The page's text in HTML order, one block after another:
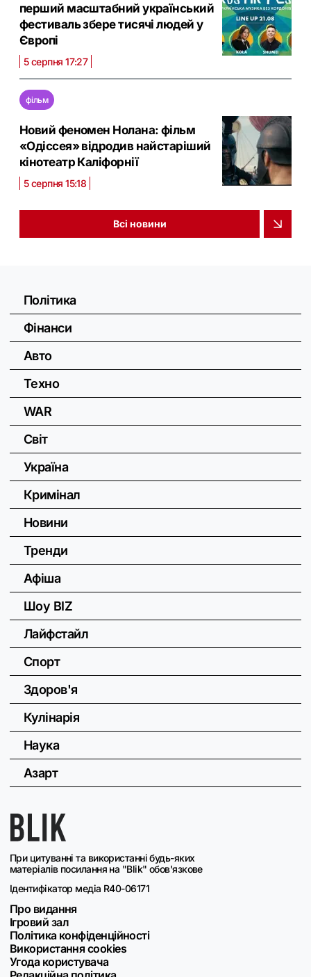
перший масштабний український
фестиваль збере тисячі людей у
Європі
5 серпня 17:27
фільм
Новий феномен Нолана: фільм
«Одіссея» відродив найстаріший
кінотеатр Каліфорнії
5 серпня 15:18
Всі новини
При цитуванні та використанні будь-яких
матеріалів посилання на "Blik" обов'язкове
Ідентифікатор медіа R40-06171
Про видання
Ігровий зал
Політика конфіденційності
Використання cookies
Угода користувача
Політика
Фінанси
Авто
Техно
WAR
Світ
Україна
Кримінал
Новини
Тренди
Афіша
Шоу BIZ
Лайфстайл
Спорт
Здоров'я
Кулінарія
Наука
Азарт